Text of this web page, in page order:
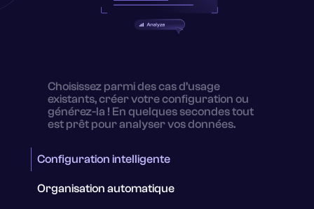
Choisissez parmi des cas d’usage
existants, créer votre configuration ou
générez-la ! En quelques secondes tout
est prêt pour analyser vos données.
Configuration intelligente
Organisation automatique